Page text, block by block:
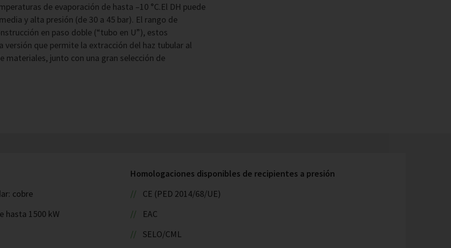
de evaporación de hasta –10 °C.El DH puede
y alta presión (de 30 a 45 bar). El rango de
en paso doble (“tubo en U”), estos
que permite la extracción del haz tubular al
materiales, junto con una gran selección de
cobre
hasta 1500 kW
Homologaciones disponibles de recipientes a presión
CE (PED 2014/68/UE)
EAC
SELO/CML